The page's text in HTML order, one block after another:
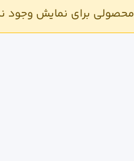
محصولی برای نمایش وجود